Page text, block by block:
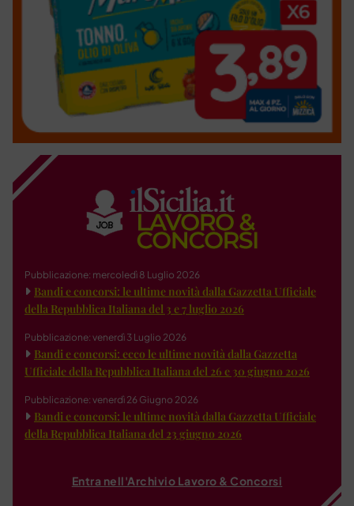
Pubblicazione: mercoledì 8 Luglio 2026
Bandi e concorsi: le ultime novità dalla Gazzetta Ufficiale
della Repubblica Italiana del 3 e 7 luglio 2026
Pubblicazione: venerdì 3 Luglio 2026
Bandi e concorsi: ecco le ultime novità dalla Gazzetta
Ufficiale della Repubblica Italiana del 26 e 30 giugno 2026
Pubblicazione: venerdì 26 Giugno 2026
Bandi e concorsi: le ultime novità dalla Gazzetta Ufficiale
della Repubblica Italiana del 23 giugno 2026
Entra nell'Archivio Lavoro & Concorsi